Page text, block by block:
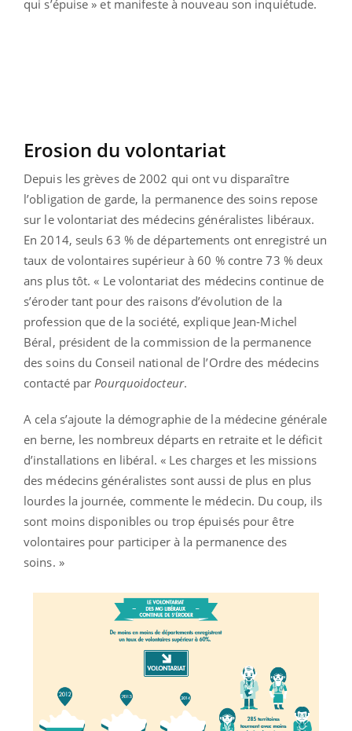
qui s’épuise » et manifeste à nouveau son inquiétude.
Erosion du volontariat
Depuis les grèves de 2002 qui ont vu disparaître
l’obligation de garde, la permanence des soins repose
sur le volontariat des médecins généralistes libéraux.
En 2014, seuls 63 % de départements ont enregistré un
taux de volontaires supérieur à 60 % contre 73 % deux
ans plus tôt. « Le volontariat des médecins continue de
s’éroder tant pour des raisons d’évolution de la
profession que de la société, explique Jean-Michel
Béral, président de la commission de la permanence
des soins du Conseil national de l’Ordre des médecins
contacté par Pourquoidocteur.
A cela s’ajoute la démographie de la médecine générale
en berne, les nombreux départs en retraite et le déficit
d’installations en libéral. « Les charges et les missions
des médecins généralistes sont aussi de plus en plus
lourdes la journée, commente le médecin. Du coup, ils
sont moins disponibles ou trop épuisés pour être
volontaires pour participer à la permanence des
soins. »